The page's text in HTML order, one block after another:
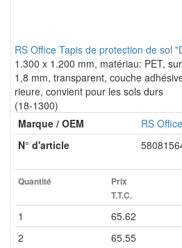
RS Office Tapis de protection de sol
1.300 x 1.200 mm, matériau: PET,
1,8 mm, transparent, couche
rieure, convient pour les sols durs
(18-1300)
Marque / OEM
RS Office
N° d'article
Quantité
Prix
T.T.C.
1 65.62
2 65.55